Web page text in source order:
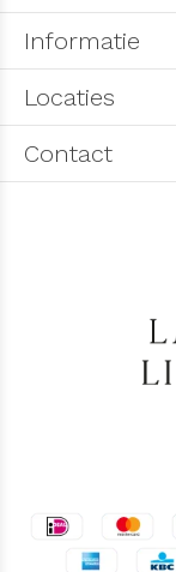
Informatie
Locaties
Contact